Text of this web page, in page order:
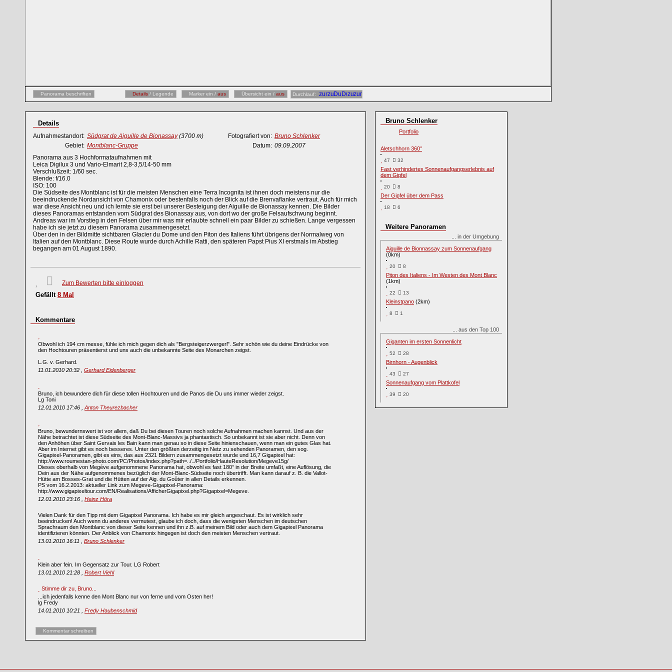
Panorama beschriften Details / Legende Marker ein / aus Übersicht ein / aus Durchlauf:
Details
Aufnahmestandort: Südgrat de Aiguille de Bionassay (3700 m) Fotografiert von: Bruno Schlenker
Gebiet: Montblanc-Gruppe Datum: 09.09.2007
Panorama aus 3 Hochformataufnahmen mit
Leica Digilux 3 und Vario-Elmarit 2,8-3,5/14-50 mm
Verschlußzeit: 1/60 sec.
Blende: f/16.0
ISO: 100
Die Südseite des Montblanc ist für die meisten Menschen eine Terra Incognita ist ihnen doch meistens nur die
beeindruckende Nordansicht von Chamonix oder bestenfalls noch der Blick auf die Brenvaflanke vertraut. Auch für mich
war diese Ansicht neu und ich lernte sie erst bei unserer Besteigung der Aiguille de Bionassay kennen. Die Bilder
dieses Panoramas entstanden vom Südgrat des Bionassay aus, von dort wo der große Felsaufschwung beginnt.
Andreas war im Vorstieg in den Felsen über mir was mir erlaubte schnell ein paar Bilder zu schießen. Lange vergessen
habe ich sie jetzt zu diesem Panorama zusammengesetzt.
Über den in der Bildmitte sichtbaren Glacier du Dome und den Piton des Italiens führt übrigens der Normalweg von
Italien auf den Montblanc. Diese Route wurde durch Achille Ratti, den späteren Papst Pius XI erstmals im Abstieg
begangen am 01 August 1890.
Zum Bewerten bitte einloggen
Gefällt 8 Mal
Kommentare
Obwohl ich 194 cm messe, fühle ich mich gegen dich als "Bergsteigerzwergerl". Sehr schön wie du deine Eindrücke von
den Hochtouren präsentierst und uns auch die unbekannte Seite des Monarchen zeigst.
L.G. v. Gerhard.
11.01.2010 20:32 , Gerhard Eidenberger
Bruno, ich bewundere dich für diese tollen Hochtouren und die Panos die Du uns immer wieder zeigst.
Lg Toni
12.01.2010 17:46 , Anton Theurezbacher
Bruno, bewundernswert ist vor allem, daß Du bei diesen Touren noch solche Aufnahmen machen kannst. Und aus der
Nähe betrachtet ist diese Südseite des Mont-Blanc-Massivs ja phantastisch. So unbekannt ist sie aber nicht. Denn von
den Anhöhen über Saint Gervais les Bain kann man genau so in diese Seite hinienschauen, wenn man ein gutes Glas hat.
Aber im Internet gibt es noch besseres. Unter den größten derzeitig im Netz zu sehenden Panoramen, den sog.
Gigapixel-Panoramen, gibt es eins, das aus 2321 Bildern zusammengesetzt wurde und 16,7 Gigapixel hat:
http://www.roumestan-photo.com/PC/Photos/index.php?path=../../Portfolio/HauteResolution/Megeve15g/
Dieses oberhalb von Megéve aufgenommene Panorama hat, obwohl es fast 180° in der Breite umfaßt, eine Auflösung, die
Dein aus der Nähe aufgenommenes bezüglich der Mont-Blanc-Südseite noch übertrifft. Man kann darauf z. B. die Vallot-
Hütte am Bosses-Grat und die Hütten auf der Aig. du Goûter in allen Details erkennen.
PS vom 16.2.2013: aktueller Link zum Megeve-Gigapixel-Panorama:
http://www.gigapixeltour.com/EN/Realisations/AfficherGigapixel.php?Gigapixel=Megeve.
12.01.2010 23:16 , Heinz Höra
Vielen Dank für den Tipp mit dem Gigapixel Panorama. Ich habe es mir gleich angeschaut. Es ist wirklich sehr
beeindrucken! Auch wenn du anderes vermutest, glaube ich doch, dass die wenigsten Menschen im deutschen
Sprachraum den Montblanc von dieser Seite kennen und ihn z.B. auf meinem Bild oder auch dem Gigapixel Panorama
identifizieren könnten. Der Anblick von Chamonix hingegen ist doch den meisten Menschen vertraut.
13.01.2010 16:11 , Bruno Schlenker
Klein aber fein. Im Gegensatz zur Tour. LG Robert
13.01.2010 21:28 , Robert Viehl
Stimme dir zu, Bruno...
...ich jedenfalls kenne den Mont Blanc nur von ferne und vom Osten her!
lg Fredy
14.01.2010 10:21 , Fredy Haubenschmid
Kommentar schreiben
Bruno Schlenker
Portfolio
Aletschhorn 360°
47 32
Fast verhindertes Sonnenaufgangserlebnis auf
dem Gipfel
20 8
Der Gipfel über dem Pass
18 6
Weitere Panoramen
... in der Umgebung
Aiguille de Bionnassay zum Sonnenaufgang
(0km)
20 8
Piton des Italiens - Im Westen des Mont Blanc
(1km)
22 13
Kleinstpano (2km)
8 1
... aus den Top 100
Giganten im ersten Sonnenlicht
52 28
Birnhorn - Augenblick
43 27
Sonnenaufgang vom Plattkofel
39 20